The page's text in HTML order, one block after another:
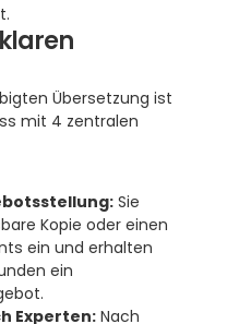
Übersetzung ist
mit 4 zentralen
Sie
Kopie oder einen
ein und erhalten
ein
Experten: Nach